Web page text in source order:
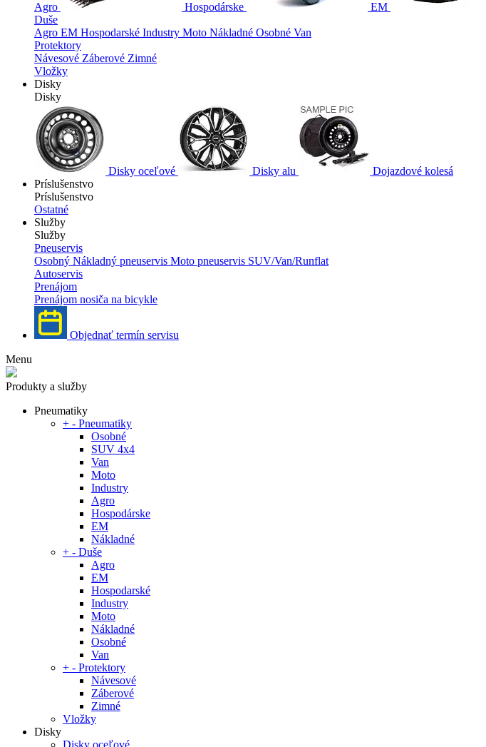
Agro Hospodárske EM
Duše
Agro EM Hospodarské Industry Moto Nákladné Osobné Van
Protektory
Návesové Záberové Zimné
Vložky
Disky
Disky
Disky oceľové Disky alu
Dojazdové kolesá
Príslušenstvo
Príslušenstvo
Ostatné
Služby
Služby
Pneuservis
Osobný Nákladný pneuservis Moto pneuservis SUV/Van/Runflat
Autoservis
Prenájom
Prenájom nosiča na bicykle
Objednať termín servisu
Menu
Produkty a služby
Pneumatiky
+ - Pneumatiky
Osobné
SUV 4x4
Van
Moto
Industry
Agro
Hospodárske
EM
Nákladné
+ - Duše
Agro
EM
Hospodarské
Industry
Moto
Nákladné
Osobné
Van
+ - Protektory
Návesové
Záberové
Zimné
Vložky
Disky